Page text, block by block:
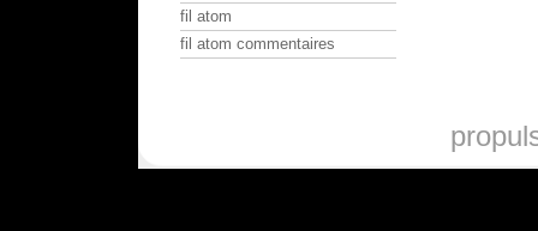
fil atom
fil atom commentaires